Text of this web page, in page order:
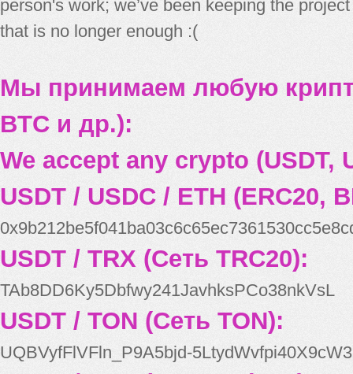
person's work; we’ve been keeping the
that is no longer enough :(
Мы принимаем любую
BTC и др.):
We accept any crypto (USDT,
USDT / USDC / ETH (ERC20,
USDT / TRX (Сеть TRC20):
TAb8DD6Ky5Dbfwy241JavhksPCo38nkVsL
USDT / TON (Сеть TON):
UQBVyfFlVFln_P9A5bjd-